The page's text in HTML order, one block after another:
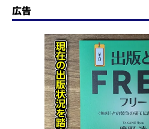
o
n
y o
o
s
広告